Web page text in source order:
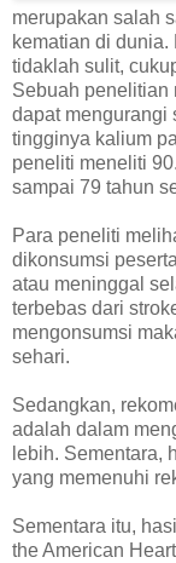
merupakan salah
kematian di
tidaklah sulit,
Sebuah penelitian
dapat mengurangi
tingginya kalium
peneliti meneliti
sampai 79 tahun
Para peneliti
dikonsumsi
atau meninggal
terbebas dari
mengonsumsi
sehari.
Sedangkan,
adalah dalam
lebih. Sementara,
yang memenuhi
Sementara itu,
the American